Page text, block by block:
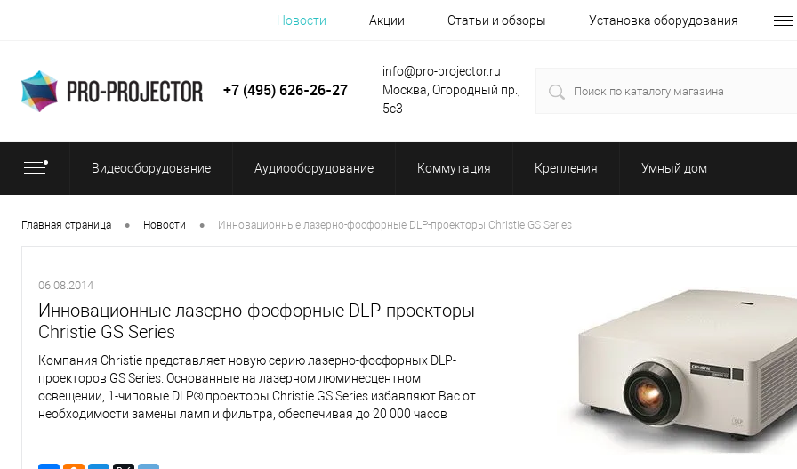
Новости Акции Статьи и обзоры Установка оборудования
+7 (495) 626-26-27
info@pro-projector.ru
Москва, Огородный пр.,
5с3
Видеооборудование Аудиооборудование Коммутация Крепления Умный дом
Главная страница • Новости • Инновационные лазерно-фосфорные DLP-проекторы Christie GS Series
06.08.2014
Инновационные лазерно-фосфорные DLP-проекторы
Christie GS Series
Компания Christie представляет новую серию лазерно-фосфорных DLP-
проекторов GS Series. Основанные на лазерном люминесцентном
освещении, 1-чиповые DLP® проекторы Christie GS Series избавляют Вас от
необходимости замены ламп и фильтра, обеспечивая до 20 000 часов